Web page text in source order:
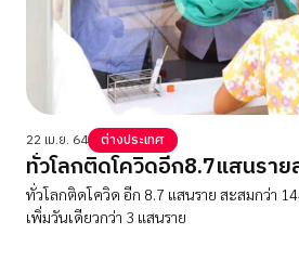
22 เม.ย. 64 ต่างประเทศ
ทั่วโลกติดโควิดอีก8.7แสนรา
ทั่วโลกติดโควิด อีก 8.7 แสนราย สะสมกว่า
เพิ่มวันเดียวกว่า 3 แสนราย